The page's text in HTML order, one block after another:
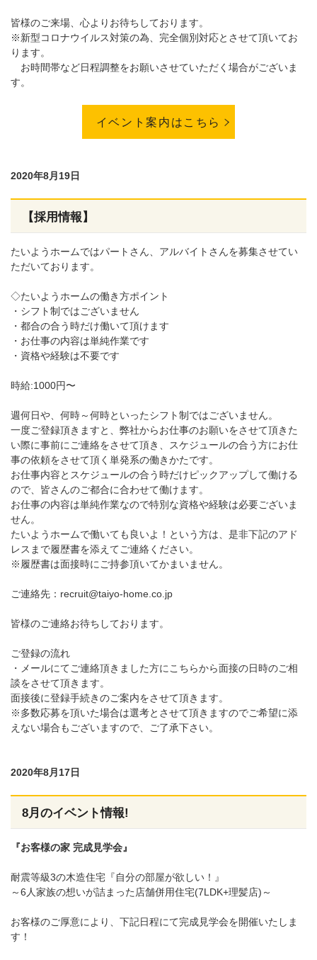
皆様のご来場、心よりお待ちしております。
※新型コロナウイルス対策の為、完全個別対応とさせて頂いてお
ります。
お時間帯など日程調整をお願いさせていただく場合がございま
す。
イベント案内はこちら
2020年8月19日
【採用情報】
たいようホームではパートさん、アルバイトさんを募集させてい
ただいております。
◇たいようホームの働き方ポイント
・シフト制ではございません
・都合の合う時だけ働いて頂けます
・お仕事の内容は単純作業です
・資格や経験は不要です
時給:1000円〜
週何日や、何時～何時といったシフト制ではございません。
一度ご登録頂きますと、弊社からお仕事のお願いをさせて頂きた
い際に事前にご連絡をさせて頂き、スケジュールの合う方にお仕
事の依頼をさせて頂く単発系の働きかたです。
お仕事内容とスケジュールの合う時だけピックアップして働ける
ので、皆さんのご都合に合わせて働けます。
お仕事の内容は単純作業なので特別な資格や経験は必要ございま
せん。
たいようホームで働いても良いよ！という方は、是非下記のアド
レスまで履歴書を添えてご連絡ください。
※履歴書は面接時にご持参頂いてかまいません。
ご連絡先：recruit@taiyo-home.co.jp
皆様のご連絡お待ちしております。
ご登録の流れ
・メールにてご連絡頂きました方にこちらから面接の日時のご相
談をさせて頂きます。
面接後に登録手続きのご案内をさせて頂きます。
※多数応募を頂いた場合は選考とさせて頂きますのでご希望に添
えない場合もございますので、ご了承下さい。
2020年8月17日
8月のイベント情報!
『お客様の家 完成見学会』
耐震等級3の木造住宅『自分の部屋が欲しい！』
～6人家族の想いが詰まった店舗併用住宅(7LDK+理髪店)～
お客様のご厚意により、下記日程にて完成見学会を開催いたしま
す！